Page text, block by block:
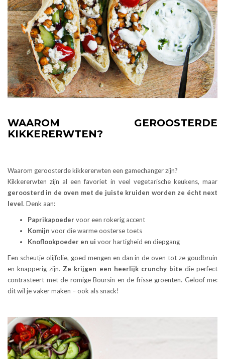
WAAROM GEROOSTERDE
KIKKERERWTEN?
Waarom geroosterde kikkererwten een gamechanger zijn?
Kikkererwten zijn al een favoriet in veel vegetarische keukens, maar
geroosterd in de oven met de juiste kruiden worden ze écht next
level. Denk aan:
Paprikapoedervoor een rokerig accent
Komijn voor die warme oosterse toets
Knoflookpoeder en ui voor hartigheid en diepgang
Een scheutje olijfolie, goed mengen en dan in de oven tot ze goudbruin
en knapperig zijn. Ze krijgen een heerlijk crunchy bite die perfect
contrasteert met de romige Boursin en de frisse groenten. Geloof me:
dit wil je vaker maken – ook als snack!